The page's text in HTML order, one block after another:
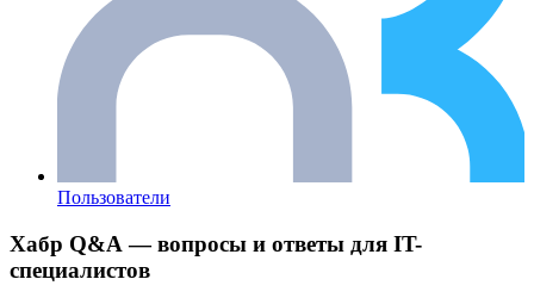
Пользователи
Хабр Q&A — вопросы и ответы для IT-
специалистов